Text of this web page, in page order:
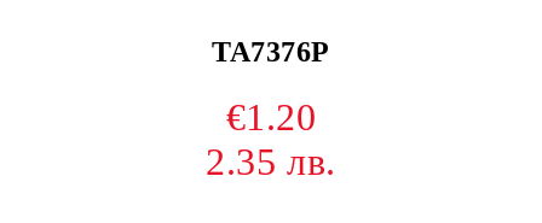
TA7376P
€1.20
2.35 лв.